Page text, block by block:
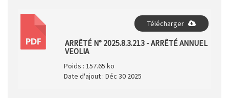
PDF
Télécharger
ARRÊTÉ N° 2025.8.3.213 - ARRÊTÉ ANNUEL
VEOLIA
Poids : 157.65 ko
Date d'ajout : Déc 30 2025